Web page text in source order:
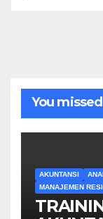
You missed
AKUNTANSI
MANAJEMEN